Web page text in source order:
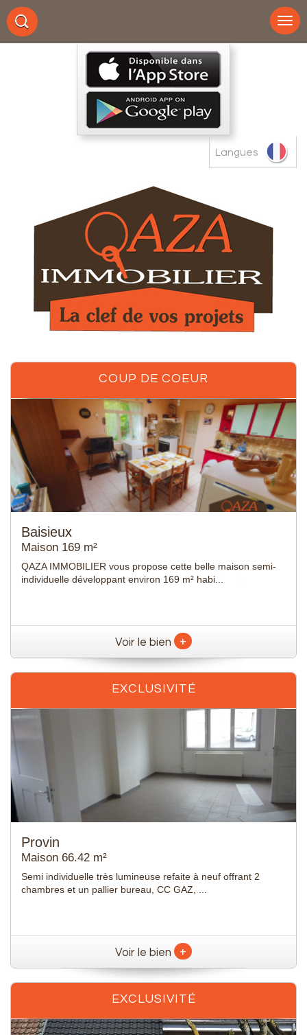
Langues
COUP DE COEUR
Verquin
Maison 200 m²
QAZA IMMOBILIER NOEUX LES MINES vous présente,
proche de toutes commodités, dans un quartier calm...
Voir le bien +
EXCLUSIVITÉ
Anstaing
Maison 110 m²
QAZA IMMOBILIER BAISIEUX vous propose en
EXCLUSIVITE cette maison de 110 m². Vaste hall avec
Voir le bien +
EXCLUSIVITÉ